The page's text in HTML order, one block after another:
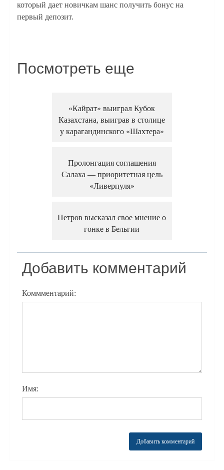
который дает новичкам шанс получить бонус на
первый депозит.
Посмотреть еще
«Кайрат» выиграл Кубок
Казахстана, выиграв в столице
у карагандинского «Шахтера»
Пролонгация соглашения
Салаха — приоритетная цель
«Ливерпуля»
Петров высказал свое мнение о
гонке в Бельгии
Добавить комментарий
Коммментарий:
Имя: